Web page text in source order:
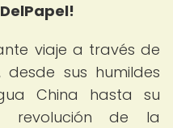
viaje a través de
sus humildes
China hasta su
de la